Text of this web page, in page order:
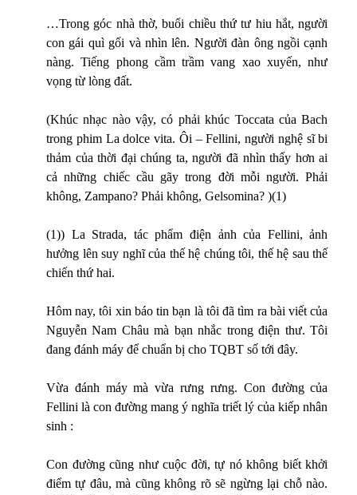
…Trong góc nhà thờ, buổi chiều thứ tư hiu hắt, người
con gái quì gối và nhìn lên. Người đàn ông ngồi cạnh
nàng. Tiếng phong cầm trầm vang xao xuyến, như
vọng từ lòng đất.
(Khúc nhạc nào vậy, có phải khúc Toccata của Bach
trong phim La dolce vita. Ôi – Fellini, người nghệ sĩ bi
thảm của thời đại chúng ta, người đã nhìn thấy hơn ai
cả những chiếc cầu gãy trong đời mỗi người. Phải
không, Zampano? Phải không, Gelsomina? )(1)
(1)) La Strada, tác phẩm điện ảnh của Fellini, ảnh
hưởng lên suy nghĩ của thế hệ chúng tôi, thế hệ sau thế
chiến thứ hai.
Hôm nay, tôi xin báo tin bạn là tôi đã tìm ra bài viết của
Nguyễn Nam Châu mà bạn nhắc trong điện thư. Tôi
đang đánh máy để chuẩn bị cho TQBT số tới đây.
Vừa đánh máy mà vừa rưng rưng. Con đường của
Fellini là con đường mang ý nghĩa triết lý của kiếp nhân
sinh :
Con đường cũng như cuộc đời, tự nó không biết khởi
điểm tự đâu, mà cũng không rõ sẽ ngừng lại chỗ nào.